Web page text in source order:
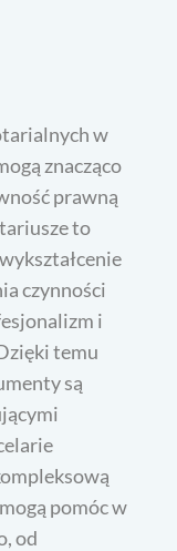
w
znacząco
prawną
to
czynności
i
temu
są
pomóc w
od